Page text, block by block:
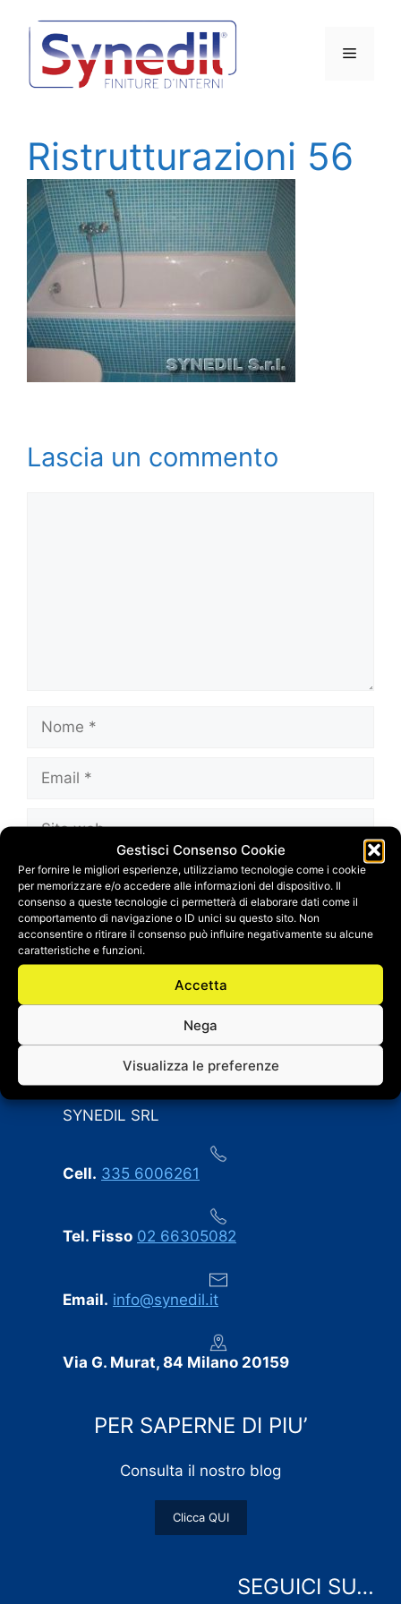
Gestisci Consenso Cookie
Per fornire le migliori esperienze, utilizziamo tecnologie come i cookie
per memorizzare e/o accedere alle informazioni del dispositivo. Il
consenso a queste tecnologie ci permetterà di elaborare dati come il
comportamento di navigazione o ID unici su questo sito. Non
acconsentire o ritirare il consenso può influire negativamente su alcune
caratteristiche e funzioni.
Accetta
Nega
Visualizza le preferenze
contenuto
Menu
Ristrutturazioni 56
Lascia un commento
Nome
Email
Sito
Salva il mio nome, email e sito web in questo
browser per la prossima volta che
commento.
CONTATTI
SYNEDIL SRL
Cell. 335 6006261
Tel. Fisso 02 66305082
Email. info@synedil.it
Via G. Murat, 84 Milano 20159
PER SAPERNE DI PIU’
Consulta il nostro blog
Clicca QUI
SEGUICI SU…